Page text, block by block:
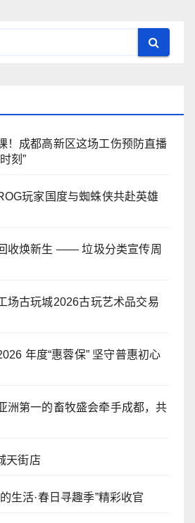
！成都高新区这场工伤预防直播
刻”
玩家国度与蜘蛛侠共赴英雄
收焕新生 —— 垃圾分类宣传周
场古玩城2026古玩艺术品交易
年度“惠蓉保” 坚守普惠初心
洲第一的畜牧盛会牵手成都，共
天街店
生活·春日寻趣季”精彩收官